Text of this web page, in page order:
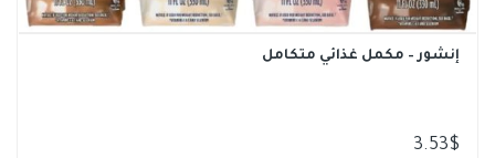
إنشور – مكمل غذائي متكامل
3.53$